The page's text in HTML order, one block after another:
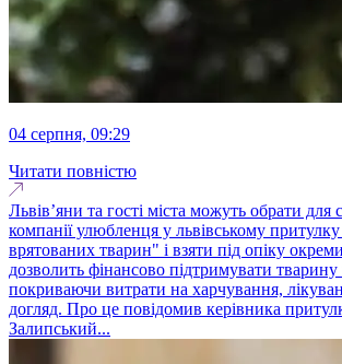
04 серпня, 09:29
Читати повністю
Львів’яни та гості міста можуть обрати для
компанії улюбленця у львівському
врятованих тварин" і взяти під опіку
дозволить фінансово підтримувати тварину
покриваючи витрати на харчування,
догляд. Про це повідомив керівника
Залипський...